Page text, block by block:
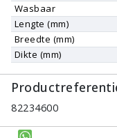
Wasbaar
Lengte (mm)
Breedte (mm)
Dikte (mm)
82234600